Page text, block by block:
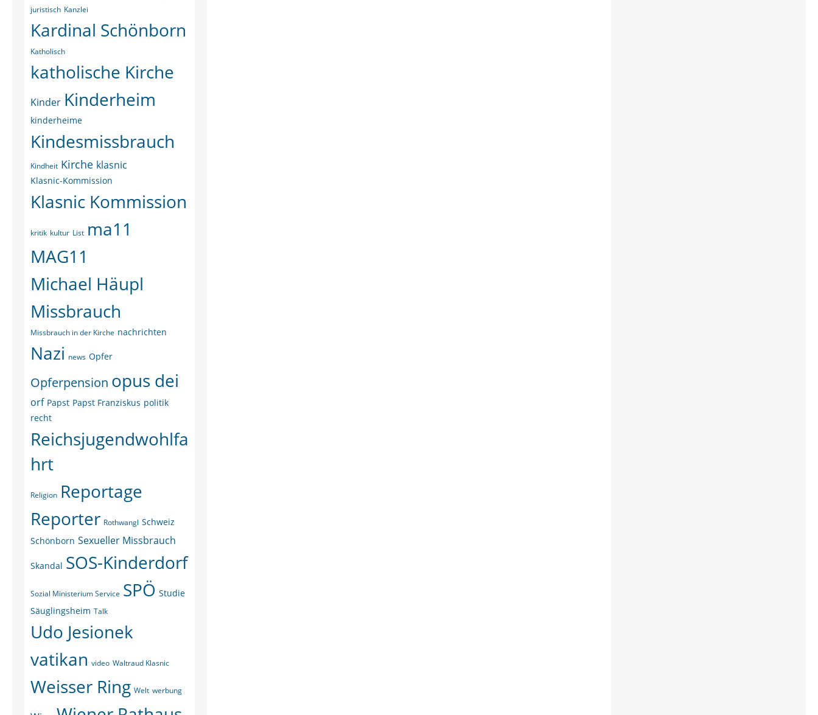
juristisch Kanzlei
Kardinal Schönborn
Katholisch
katholische Kirche
Kinder Kinderheim
kinderheime
Kindesmissbrauch
Kindheit Kirche klasnic
Klasnic-Kommission
Klasnic Kommission
kritik kultur List ma11
MAG11
Michael Häupl
Missbrauch
Missbrauch in der Kirche nachrichten
Nazi news Opfer
Opferpension opus dei
orf Papst Papst Franziskus politik
recht
Reichsjugendwohlfa
hrt
Religion Reportage
Reporter Rothwangl Schweiz
Schönborn Sexueller Missbrauch
Skandal SOS-Kinderdorf
Sozial Ministerium Service SPÖ Studie
Säuglingsheim Talk
Udo Jesionek
vatikan video Waltraud Klasnic
Weisser Ring Welt werbung